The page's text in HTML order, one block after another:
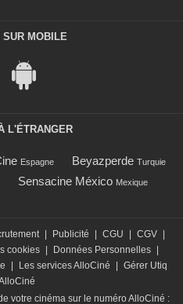
MOBILE
L'ÉTRANGER
Espagne Beyazperde Turquie
Sensacine México Mexique
| Publicité | CGU | CGV |
cookies | Données Personnelles |
| Les services AlloCiné | Gérer Utiq
votre cinéma sur le numéro AlloCiné :